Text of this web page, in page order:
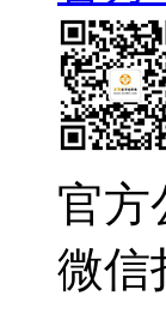
官方
微信